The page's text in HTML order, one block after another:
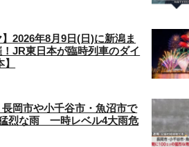
】2026年8月9日(日)に新潟ま
JR東日本が臨時列車のダイ
岡市や小千谷市・魚沼市で
烈な雨 一時レベル4大雨危